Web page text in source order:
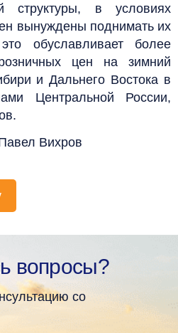
структуры, в условиях
вынуждены поднимать их
обуславливает более
цен на зимний
и Дальнего Востока в
Центральной России,
Вихров
вопросы?
со